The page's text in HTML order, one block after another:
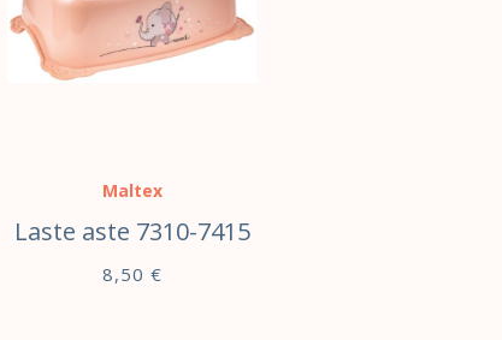
Maltex
Laste aste 7310-7415
8,50 €